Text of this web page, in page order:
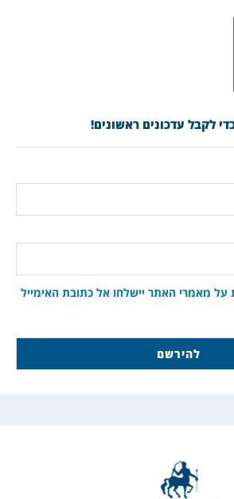
לקבל עדכונים ראשונים!
על מאמרי האתר יישלחו אל כתובת האימייל